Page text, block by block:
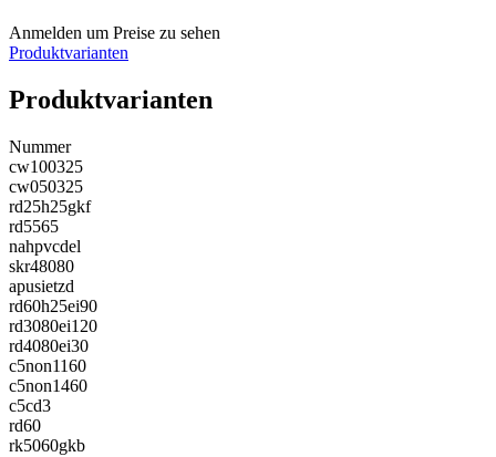
Anmelden um Preise zu sehen
Produktvarianten
Produktvarianten
Nummer
cw100325
cw050325
rd25h25gkf
rd5565
nahpvcdel
skr48080
apusietzd
rd60h25ei90
rd3080ei120
rd4080ei30
c5non1160
c5non1460
c5cd3
rd60
rk5060gkb